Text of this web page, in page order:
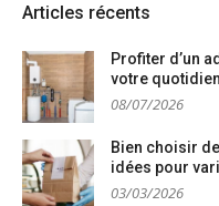
Articles récents
Profiter d’un
votre quotidien
08/07/2026
Bien choisir
idées pour
03/03/2026